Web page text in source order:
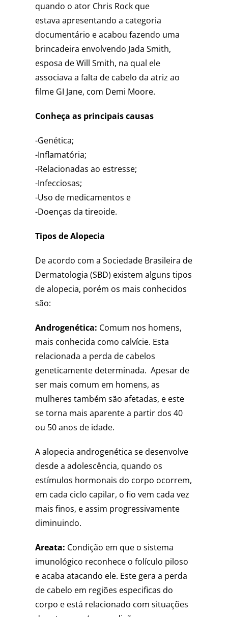
quando o ator Chris Rock que
estava apresentando a categoria
documentário e acabou fazendo uma
brincadeira envolvendo Jada Smith,
esposa de Will Smith, na qual ele
associava a falta de cabelo da atriz ao
filme GI Jane, com Demi Moore.
Conheça as principais causas
-Genética;
-Inflamatória;
-Relacionadas ao estresse;
-Infecciosas;
-Uso de medicamentos e
-Doenças da tireoide.
Tipos de Alopecia
De acordo com a Sociedade Brasileira de
Dermatologia (SBD) existem alguns tipos
de alopecia, porém os mais conhecidos
são:
Androgenética: Comum nos homens,
mais conhecida como calvície. Esta
relacionada a perda de cabelos
geneticamente determinada. Apesar de
ser mais comum em homens, as
mulheres também são afetadas, e este
se torna mais aparente a partir dos 40
ou 50 anos de idade.
A alopecia androgenética se desenvolve
desde a adolescência, quando os
estímulos hormonais do corpo ocorrem,
em cada ciclo capilar, o fio vem cada vez
mais finos, e assim progressivamente
diminuindo.
Areata: Condição em que o sistema
imunológico reconhece o folículo piloso
e acaba atacando ele. Este gera a perda
de cabelo em regiões especificas do
corpo e está relacionado com situações